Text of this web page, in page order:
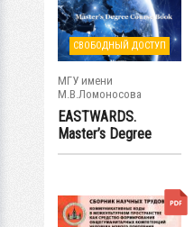
СВОБОДНЫЙ ДОСТУП
МГУ имени
М.В.Ломоносова
EASTWARDS.
Master’s Degree
Course Book